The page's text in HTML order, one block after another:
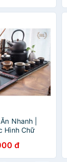
Nhanh |
Hình Chữ
| KHAY
TRƠN
đ